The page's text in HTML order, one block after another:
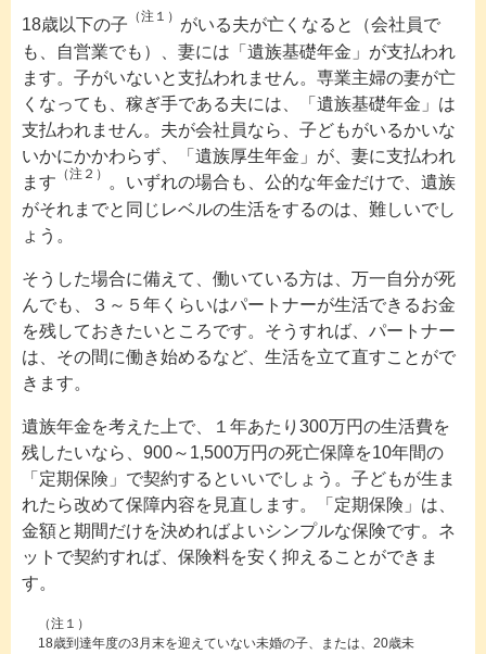
18歳以下の子 （注１） がいる夫が亡くなると（会社員で
も、自営業でも）、妻には「遺族基礎年金」が支払われ
ます。子がいないと支払われません。専業主婦の妻が亡
くなっても、稼ぎ手である夫には、「遺族基礎年金」は
支払われません。夫が会社員なら、子どもがいるかいな
いかにかかわらず、「遺族厚生年金」が、妻に支払われ
ます （注２）
。いずれの場合も、公的な年金だけで、遺族
がそれまでと同じレベルの生活をするのは、難しいでし
ょう。
そうした場合に備えて、働いている方は、万一自分が死
んでも、３～５年くらいはパートナーが生活できるお金
を残しておきたいところです。そうすれば、パートナー
は、その間に働き始めるなど、生活を立て直すことがで
きます。
遺族年金を考えた上で、１年あたり300万円の生活費を
残したいなら、900～1,500万円の死亡保障を10年間の
「定期保険」で契約するといいでしょう。子どもが生ま
れたら改めて保障内容を見直します。「定期保険」は、
金額と期間だけを決めればよいシンプルな保険です。ネ
ットで契約すれば、保険料を安く抑えることができま
す。
（注１）
18歳到達年度の3月末を迎えていない未婚の子、または、20歳未